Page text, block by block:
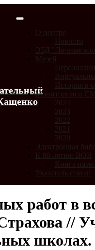
О центре
Новости
ЭБД "Личные
Музей
История в
Мониторинги
2024
2023
2022
2021
2020
Электронная
К 80-летию ВОВ
Книга
Указатель статей
работ в
//